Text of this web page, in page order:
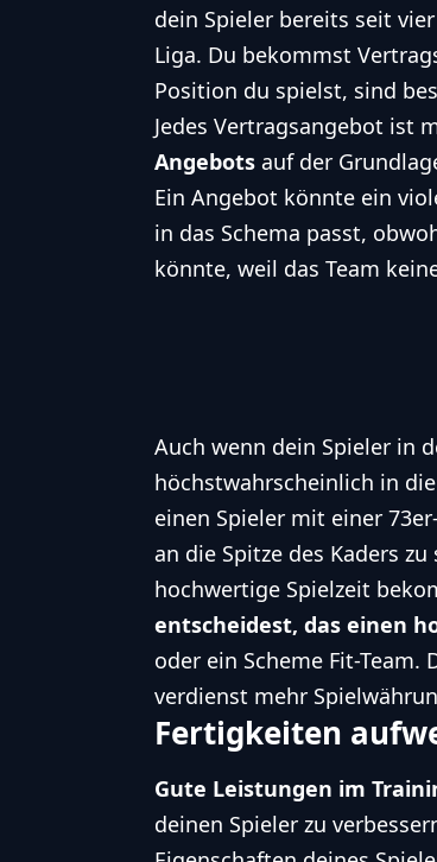
dein Spieler bereits seit
Liga. Du bekommst
Position du spielst, sind
Jedes Vertragsangebot ist
Angebots auf der
Ein Angebot könnte ein
in das Schema passt,
könnte, weil das Team
Auch wenn dein Spieler in
höchstwahrscheinlich in
einen Spieler mit einer
an die Spitze des Kaders
hochwertige Spielzeit
entscheidest, das einen
oder ein Scheme Fit-
verdienst mehr
Fertigkeiten
Gute Leistungen im
deinen Spieler zu